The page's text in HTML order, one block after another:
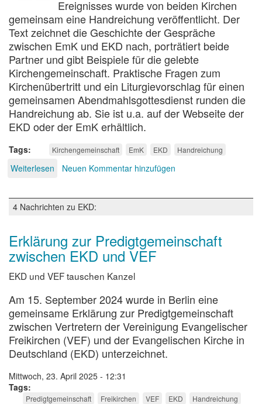
Ereignisses wurde von beiden Kirchen
gemeinsam eine Handreichung veröffentlicht. Der
Text zeichnet die Geschichte der Gespräche
zwischen EmK und EKD nach, porträtiert beide
Partner und gibt Beispiele für die gelebte
Kirchengemeinschaft. Praktische Fragen zum
Kirchenübertritt und ein Liturgievorschlag für einen
gemeinsamen Abendmahlsgottesdienst runden die
Handreichung ab. Sie ist u.a. auf der Webseite der
EKD oder der EmK erhältlich.
Tags Kirchengemeinschaft EmK EKD Handreichung
Weiterlesen über
Kirchengemeinschaft
zwischen
EmK
Neuen Kommentar hinzufügen
4 Nachrichten zu EKD:
Erklärung zur Predigtgemeinschaft
zwischen EKD und VEF
EKD und VEF tauschen Kanzel
Am 15. September 2024 wurde in Berlin eine
gemeinsame Erklärung zur Predigtgemeinschaft
zwischen Vertretern der Vereinigung Evangelischer
Freikirchen (VEF) und der Evangelischen Kirche in
Deutschland (EKD) unterzeichnet.
Mittwoch, 23. April 2025 - 12:31
Tags
Predigtgemeinschaft Freikirchen VEF EKD Handreichung